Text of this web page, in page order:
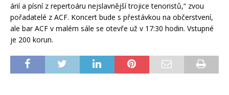
árií a písní z repertoáru nejslavnější trojice tenoristů,“ zvou
pořadatelé z ACF. Koncert bude s přestávkou na občerstvení,
ale bar ACF v malém sále se otevře už v 17:30 hodin. Vstupné
je 200 korun.